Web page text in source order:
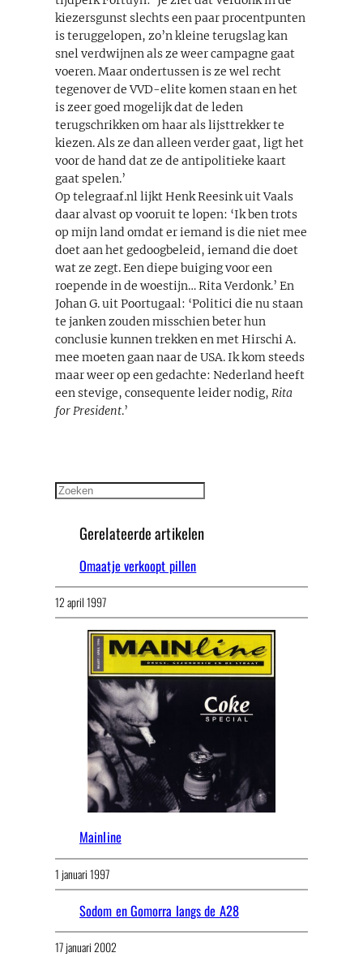
kiezersgunst slechts een paar procentpunten
is teruggelopen, zo’n kleine terugslag kan
snel verdwijnen als ze weer campagne gaat
voeren. Maar ondertussen is ze wel recht
tegenover de VVD-elite komen staan en het
is zeer goed mogelijk dat de leden
terugschrikken om haar als lijsttrekker te
kiezen. Als ze dan alleen verder gaat, ligt het
voor de hand dat ze de antipolitieke kaart
gaat spelen.’
Op telegraaf.nl lijkt Henk Reesink uit Vaals
daar alvast op vooruit te lopen: ‘Ik ben trots
op mijn land omdat er iemand is die niet mee
doet aan het gedoogbeleid, iemand die doet
wat ze zegt. Een diepe buiging voor een
roepende in de woestijn… Rita Verdonk.’ En
Johan G. uit Poortugaal: ‘Politici die nu staan
te janken zouden misschien beter hun
conclusie kunnen trekken en met Hirschi A.
mee moeten gaan naar de USA. Ik kom steeds
maar weer op een gedachte: Nederland heeft
een stevige, consequente leider nodig, Rita
for President.’
Zoeken
Gerelateerde artikelen
Omaatje verkoopt pillen
12 april 1997
Mainline
1 januari 1997
Sodom en Gomorra langs de A28
17 januari 2002